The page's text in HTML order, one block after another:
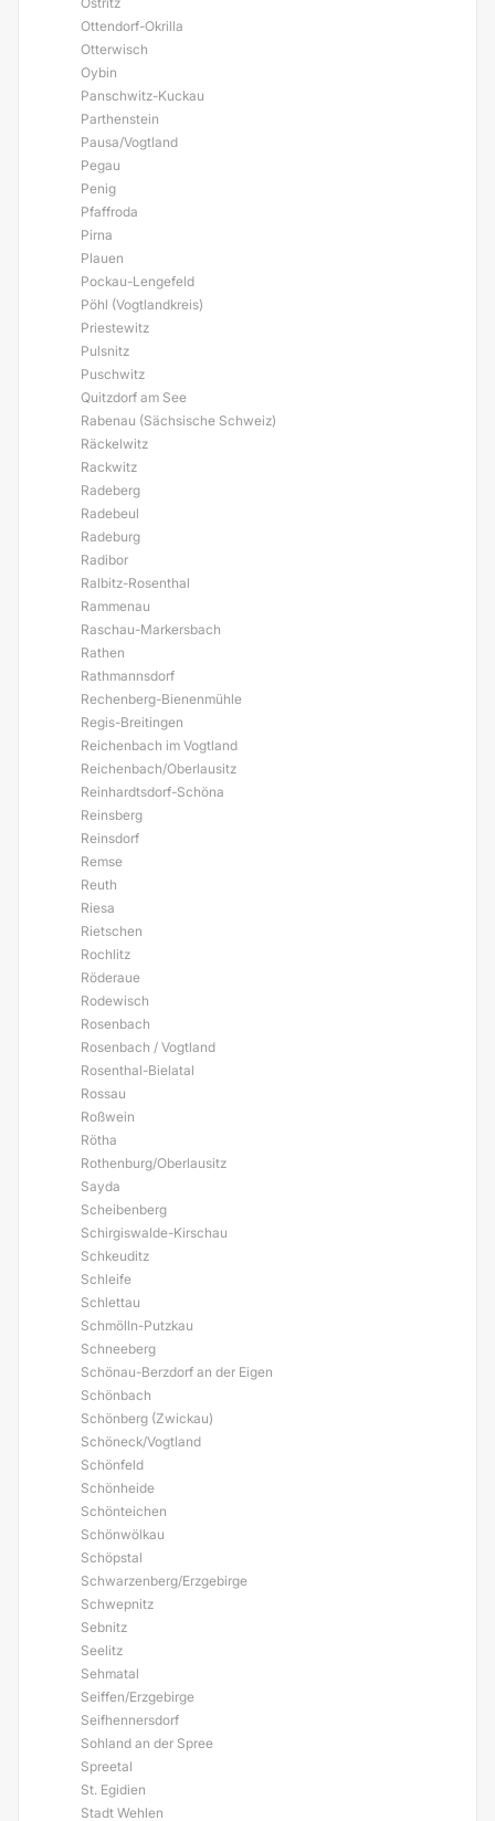
Ottendorf-Okrilla
Otterwisch
Oybin
Panschwitz-Kuckau
Parthenstein
Pausa/Vogtland
Pegau
Penig
Pfaffroda
Pirna
Plauen
Pockau-Lengefeld
Pöhl (Vogtlandkreis)
Priestewitz
Pulsnitz
Puschwitz
Quitzdorf am See
Rabenau (Sächsische Schweiz)
Räckelwitz
Rackwitz
Radeberg
Radebeul
Radeburg
Radibor
Ralbitz-Rosenthal
Rammenau
Raschau-Markersbach
Rathen
Rathmannsdorf
Rechenberg-Bienenmühle
Regis-Breitingen
Reichenbach im Vogtland
Reichenbach/Oberlausitz
Reinhardtsdorf-Schöna
Reinsberg
Reinsdorf
Remse
Reuth
Riesa
Rietschen
Rochlitz
Röderaue
Rodewisch
Rosenbach
Rosenbach / Vogtland
Rosenthal-Bielatal
Rossau
Roßwein
Rötha
Rothenburg/Oberlausitz
Sayda
Scheibenberg
Schirgiswalde-Kirschau
Schkeuditz
Schleife
Schlettau
Schmölln-Putzkau
Schneeberg
Schönau-Berzdorf an der Eigen
Schönbach
Schönberg (Zwickau)
Schöneck/Vogtland
Schönfeld
Schönheide
Schönteichen
Schönwölkau
Schöpstal
Schwarzenberg/Erzgebirge
Schwepnitz
Sebnitz
Seelitz
Sehmatal
Seiffen/Erzgebirge
Seifhennersdorf
Sohland an der Spree
Spreetal
St. Egidien
Stadt Wehlen